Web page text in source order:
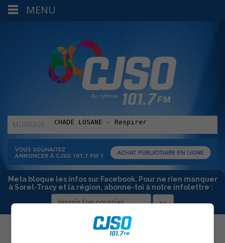
MUSIQUE
:
Meta bloque les infos sur Facebook. Pour ne rien manquer
à Sorel-Tracy et la région, abonne-toi à notre infolettre :
MENU